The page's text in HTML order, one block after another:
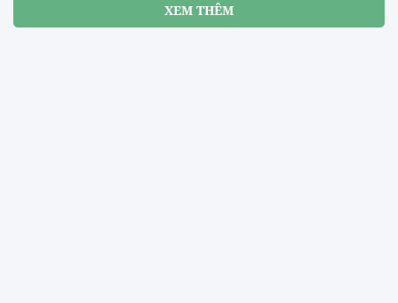
XEM THÊM